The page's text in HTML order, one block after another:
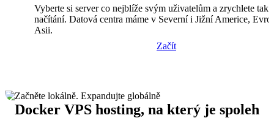
Vyberte si server co nejblíže svým uživatelům a zrychlete tak
načítání. Datová centra máme v Severní i Jižní Americe,
Asii.
Začít
Docker VPS hosting, na který je spoleh